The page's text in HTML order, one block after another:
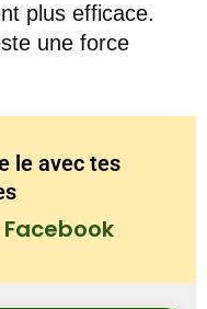
plus efficace.
une force
le avec tes
Facebook